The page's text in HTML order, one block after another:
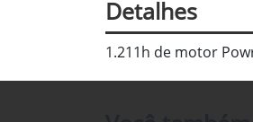
Detalhes
1.211h de motor